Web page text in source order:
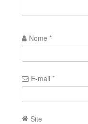
Nome *
E-mail *
Site